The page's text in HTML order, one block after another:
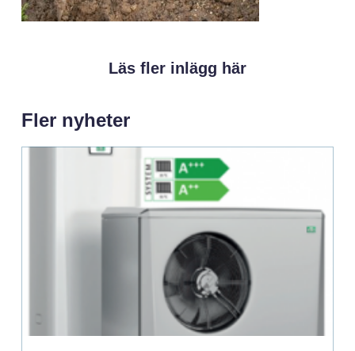
Läs fler inlägg här
Fler nyheter